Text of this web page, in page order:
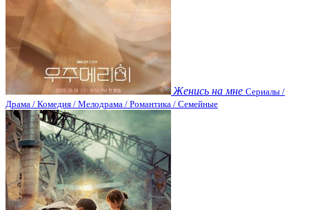
Женись на мне Сериалы /
Драма / Комедия / Мелодрама / Романтика / Семейные